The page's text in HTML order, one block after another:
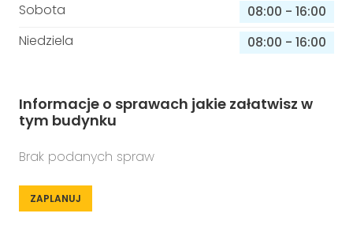
Sobota
08:00 - 16:00
Niedziela
08:00 - 16:00
Informacje o sprawach jakie załatwisz w
tym budynku
Brak podanych spraw
ZAPLANUJ